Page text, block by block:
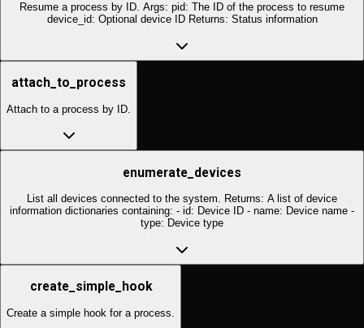
Resume a process by ID. Args: pid: The ID of the process to resume
device_id: Optional device ID Returns: Status information
attach_to_process
Attach to a process by ID.
enumerate_devices
List all devices connected to the system. Returns: A list of device
information dictionaries containing: - id: Device ID - name: Device name -
type: Device type
create_simple_hook
Create a simple hook for a process.